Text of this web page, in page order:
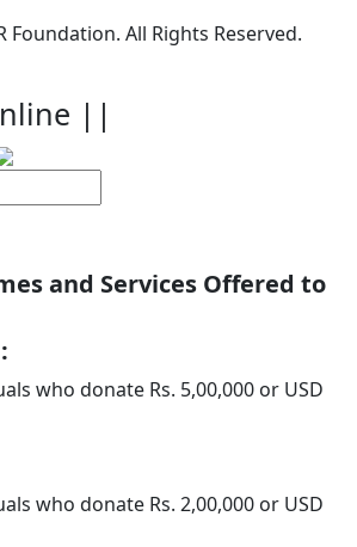
Foundation. All Rights Reserved.
||
and Services Offered to
who donate Rs. 5,00,000 or USD
who donate Rs. 2,00,000 or USD